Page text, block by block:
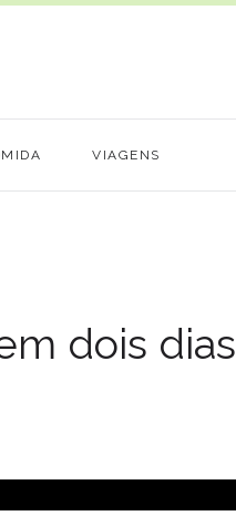
VIAGENS
dois dias |